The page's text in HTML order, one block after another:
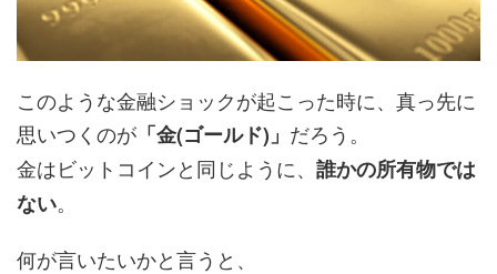
このような金融ショックが起こった時に、真っ先に
思いつくのが 「金(ゴールド)」 だろう。
金はビットコインと同じように、 誰かの所有物では
ない。
何が言いたいかと言うと、